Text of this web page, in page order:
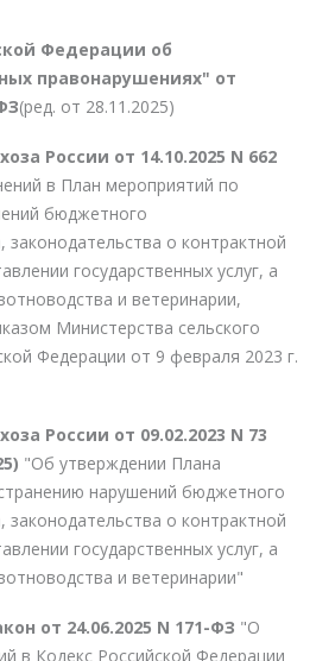
Федерации об
правонарушениях" от
(ред. от 28.11.2025)
России от 14.10.2025 N 662
в План мероприятий по
бюджетного
законодательства о контрактной
государственных услуг, а
и ветеринарии,
Министерства сельского
Федерации от 9 февраля 2023 г.
России от 09.02.2023 N 73
"Об утверждении Плана
нарушений бюджетного
законодательства о контрактной
государственных услуг, а
и ветеринарии"
от 24.06.2025 N 171-ФЗ "О
в Кодекс Российской Федерации